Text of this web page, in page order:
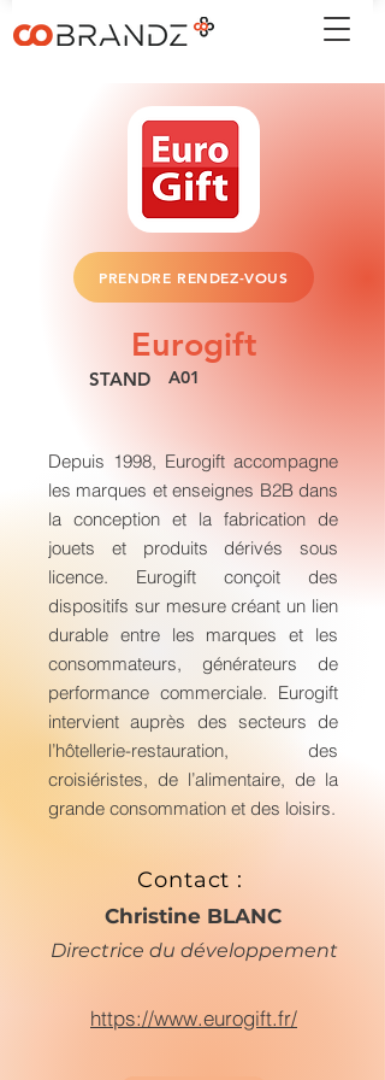
PRENDRE RENDEZ-VOUS
Eurogift
STAND A01
Depuis 1998, Eurogift accompagne
les marques et enseignes B2B dans
la conception et la fabrication de
jouets et produits dérivés sous
licence. Eurogift conçoit des
dispositifs sur mesure créant un lien
durable entre les marques et les
consommateurs, générateurs de
performance commerciale. Eurogift
intervient auprès des secteurs de
l’hôtellerie-restauration, des
croisiéristes, de l’alimentaire, de la
grande consommation et des loisirs.
Contact :
Christine BLANC
Directrice du développement
https://www.eurogift.fr/